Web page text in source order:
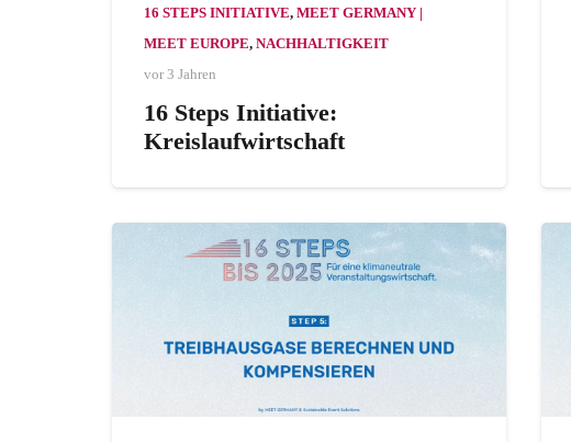
16 STEPS INITIATIVE, MEET GERMANY |
MEET EUROPE, NACHHALTIGKEIT
vor 3 Jahren
16 Steps Initiative:
Kreislaufwirtschaft